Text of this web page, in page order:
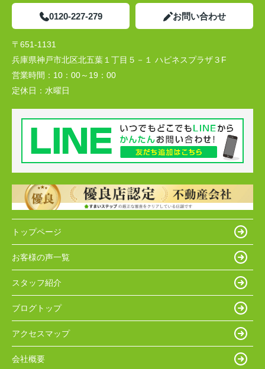
0120-227-279 お問い合わせ
〒651-1131
兵庫県神戸市北区北五葉１丁目５－１ ハピネスプラザ３F
営業時間： 10：00～19：00
定休日： 水曜日
トップページ
お客様の声一覧
スタッフ紹介
ブログトップ
アクセスマップ
会社概要